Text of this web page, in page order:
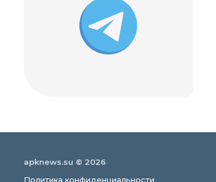
apknews.su © 2026
Политика конфиденциальности